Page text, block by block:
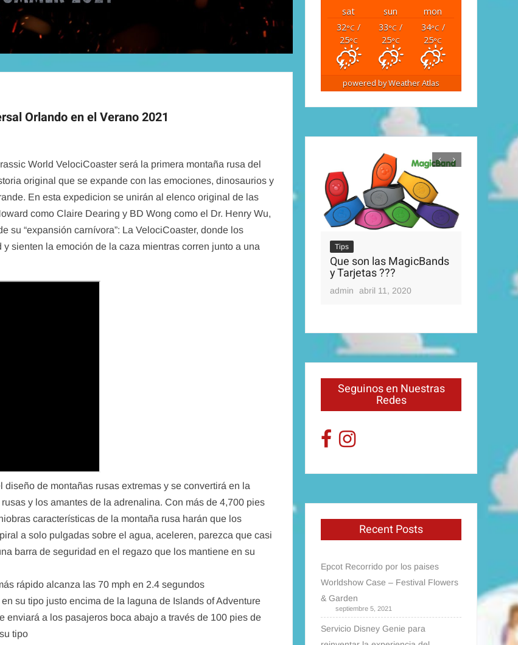
Orlando en el Verano 2021
World VelociCoaster será la primera montaña rusa del
original que se expande con las emociones, dinosaurios y
En esta expedicion se unirán al elenco original de las
como Claire Dearing y BD Wong como el Dr. Henry Wu,
su “expansión carnívora”: La VelociCoaster, donde los
sienten la emoción de la caza mientras corren junto a una
de montañas rusas extremas y se convertirá en la
y los amantes de la adrenalina. Con más de 4,700 pies
características de la montaña rusa harán que los
a solo pulgadas sobre el agua, aceleren, parezca que casi
barra de seguridad en el regazo que los mantiene en su
rápido alcanza las 70 mph en 2.4 segundos
su tipo justo encima de la laguna de Islands of Adventure
enviará a los pasajeros boca abajo a través de 100 pies de
tipo
sat sun
mon
32°C /
25°C
33°C /
25°C
34°C /
25°C
powered byWeather Atlas
Tips
Que son las MagicBands
y Tarjetas ???
admin abril 11, 2020
Seguinos en Nuestras
Redes
Recent Posts
Epcot Recorrido por los paises
Worldshow Case – Festival Flowers
& Garden
septiembre 5, 2021
Servicio Disney Genie para